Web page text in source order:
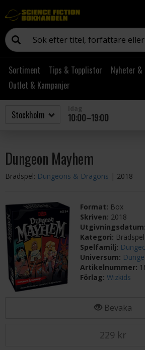
Sortiment Tips & Topplistor
Nyheter &
Outlet & Kampanjer
10:00–19:00
Dungeon Mayhem
Brädspel: Dungeons & Dragons | 2018
Format: Box
Skriven: 2018
Utgivningsdatum:
Kategori:
Spelfamilj:
Universum:
Artikelnummer:
Förlag:Wizkids
Bevaka
229 kr